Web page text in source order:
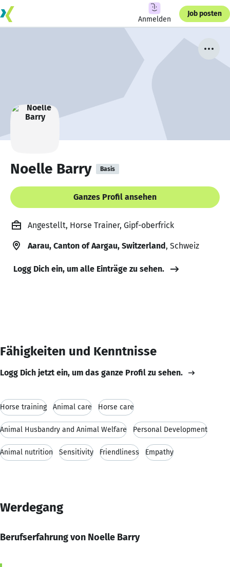
Anmelden
Job posten
Noelle Barry Basis
Ganzes Profil ansehen
Angestellt, Horse Trainer, Gipf-oberfrick
Aarau, Canton of Aargau, Switzerland, Schweiz
Logg Dich ein, um alle Einträge zu sehen.
Fähigkeiten und Kenntnisse
Logg Dich jetzt ein, um das ganze Profil zu sehen.
Horse training Animal care Horse care
Animal Husbandry and Animal Welfare Personal Development
Animal nutrition Sensitivity Friendliness Empathy
Werdegang
Berufserfahrung von Noelle Barry